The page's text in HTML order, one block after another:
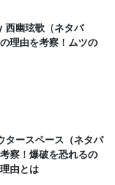
幽玹歌（ネタバ
理由を考察！ムツの
タースペース（ネタバ
察！爆破を恐れるの
由とは